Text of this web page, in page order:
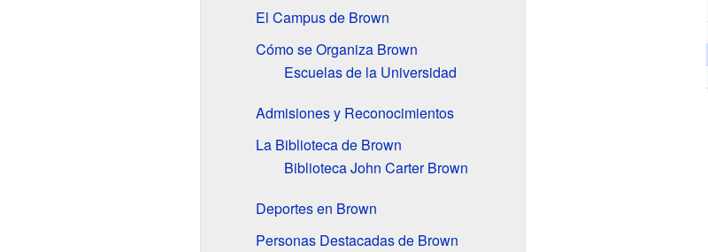
El Campus de Brown
Cómo se Organiza Brown
Escuelas de la Universidad
Admisiones y Reconocimientos
La Biblioteca de Brown
Biblioteca John Carter Brown
Deportes en Brown
Personas Destacadas de Brown